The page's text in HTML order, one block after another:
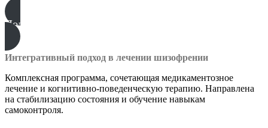
Подробнее
Интегративный подход в лечении шизофрении
Комплексная программа, сочетающая медикаментозное
лечение и когнитивно-поведенческую терапию. Направлена
на стабилизацию состояния и обучение навыкам
самоконтроля.